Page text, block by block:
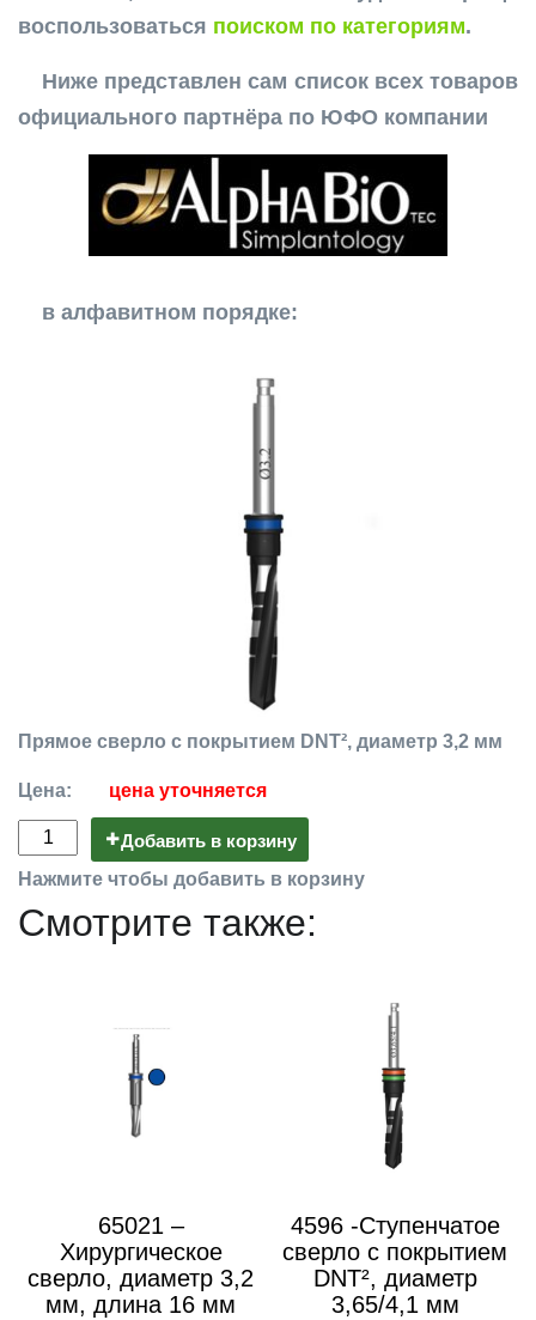
воспользоваться поиском по категориям.
Ниже представлен сам список всех товаров
официального партнёра по ЮФО компании
в алфавитном порядке:
Прямое сверло с покрытием DNT², диаметр 3,2 мм
Цена: цена уточняется
Добавить в корзину
Нажмите чтобы добавить в корзину
Смотрите также:
65021 –
Хирургическое
сверло, диаметр 3,2
мм, длина 16 мм
4596 -Ступенчатое
сверло с покрытием
DNT², диаметр
3,65/4,1 мм